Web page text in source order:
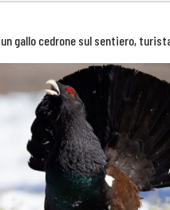
gallo cedrone sul sentiero,